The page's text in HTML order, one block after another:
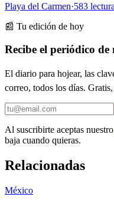
Playa del Carmen·583
📰 Tu edición de hoy
Recibe el periódico
El diario para hojear, las
correo, todos los días.
Al suscribirte aceptas nuestro
baja cuando quieras.
Relacionadas
México